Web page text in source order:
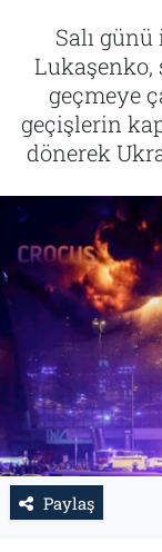
Salı
geçmeye
geçişlerin
dönerek
Paylaş
Tarih
İletişim
Künye